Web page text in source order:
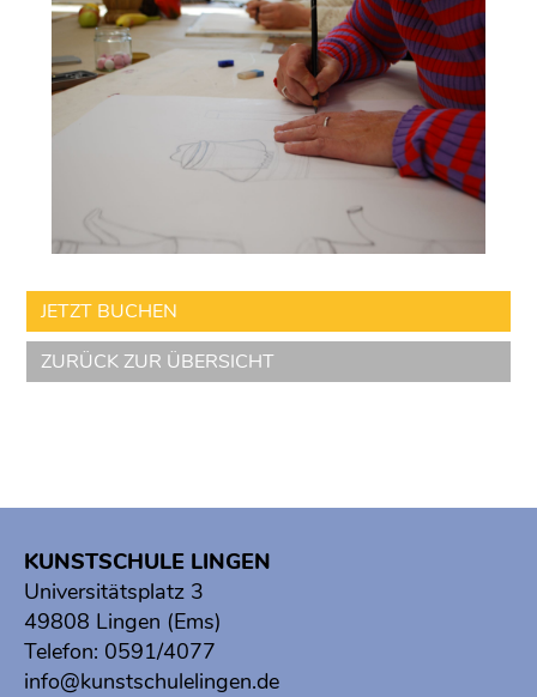
JETZT BUCHEN
ZURÜCK ZUR ÜBERSICHT
KUNSTSCHULE LINGEN
Universitätsplatz 3
49808 Lingen (Ems)
Telefon: 0591/4077
info@kunstschulelingen.de